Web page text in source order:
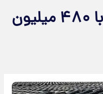
شد / خرید خودرو با ۴۸۰ میلیون